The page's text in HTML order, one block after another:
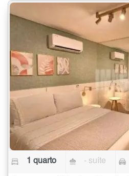
1 quarto - suíte